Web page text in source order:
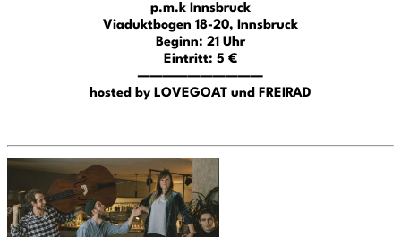
p.m.k Innsbruck
Viaduktbogen 18-20, Innsbruck
Beginn: 21 Uhr
Eintritt: 5 €
——————————
hosted by LOVEGOAT und FREIRAD